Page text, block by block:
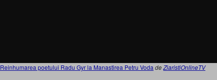
Reinhumarea poetului Radu Gyr la Manastirea Petru Voda deZiaristiOnlineTV